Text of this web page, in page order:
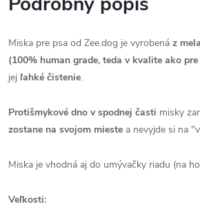
Miska pre psa od Zee.dog je vyrobená z
(100% human grade, teda v kvalite ako
jej ľahké čistenie.
Protišmykové dno v spodnej časti misky
zostane na svojom mieste a nevyjde si na
Miska je vhodná aj do umývačky riadu (na
Veľkosti: